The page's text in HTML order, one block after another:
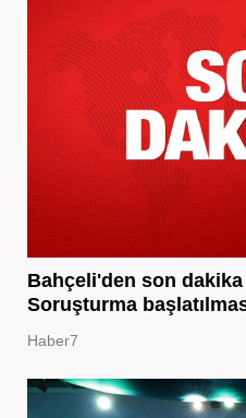
Bahçeli'den son dakika
Soruşturma
Haber7